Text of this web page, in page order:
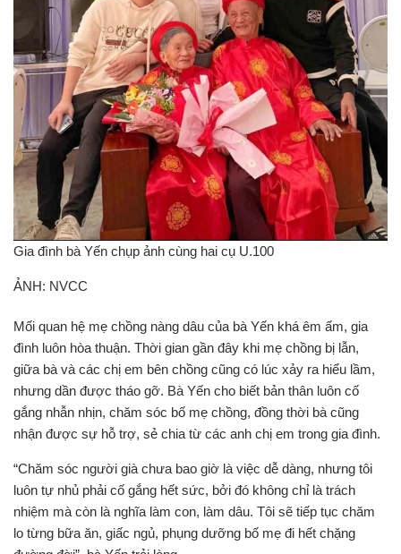
Gia đình bà Yến chụp ảnh cùng hai cụ U.100
ẢNH: NVCC
Mối quan hệ mẹ chồng nàng dâu của bà Yến khá êm ấm, gia
đình luôn hòa thuận. Thời gian gần đây khi mẹ chồng bị lẫn,
giữa bà và các chị em bên chồng cũng có lúc xảy ra hiểu lầm,
nhưng dần được tháo gỡ. Bà Yến cho biết bản thân luôn cố
gắng nhẫn nhịn, chăm sóc bố mẹ chồng, đồng thời bà cũng
nhận được sự hỗ trợ, sẻ chia từ các anh chị em trong gia đình.
“Chăm sóc người già chưa bao giờ là việc dễ dàng, nhưng tôi
luôn tự nhủ phải cố gắng hết sức, bởi đó không chỉ là trách
nhiệm mà còn là nghĩa làm con, làm dâu. Tôi sẽ tiếp tục chăm
lo từng bữa ăn, giấc ngủ, phụng dưỡng bố mẹ đi hết chặng